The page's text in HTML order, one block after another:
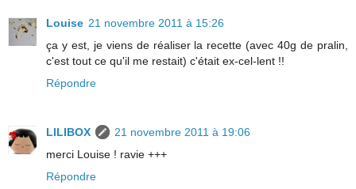
Louise 21 novembre 2011 à 15:26
ça y est, je viens de réaliser la recette (avec 40g de pralin,
c'est tout ce qu'il me restait) c'était ex-cel-lent !!
Répondre
LILIBOX
21 novembre 2011 à 19:06
merci Louise ! ravie +++
Répondre